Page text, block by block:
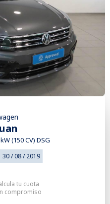
(150 CV) DSG
30 / 08 / 2019
tu cuota
compromiso